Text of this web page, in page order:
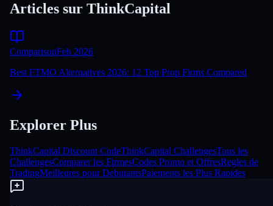
Articles sur ThinkCapital
ComparisonFeb 2026
Best FTMO Alternatives 2026: 12 Top Prop Firms Compared
Explorer Plus
ThinkCapital Discount CodeThinkCapital ChallengesTous les
ChallengesComparer les FirmesCodes Promo et OffresRegles de
TradingMeilleures pour DebutantsPaiements les Plus Rapides